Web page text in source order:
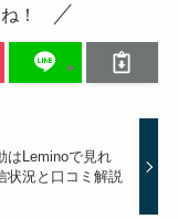
！
はLeminoで見れ
状況と口コミ解説